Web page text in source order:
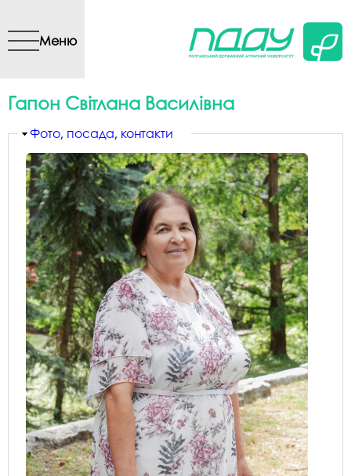
вмісту
Меню
Гапон Світлана Василівна
ПриховатиФото, посада, контакти